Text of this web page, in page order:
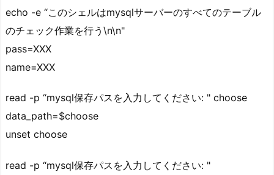
echo -e “このシェルはmysqlサーバーのすべてのテーブル
のチェック作業を行う\n\n"
pass=XXX
name=XXX
read -p “mysql保存パスを入力してください: " choose
data_path=$choose
unset choose
read -p “mysql保存パスを入力してください: "